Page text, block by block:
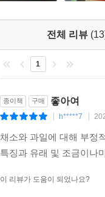
전체 리뷰
1
종이책 구매 좋아여
h*****7
채소와 과일에 대해 부정
특징과 유래 및 조금이나
이 리뷰가 도움이 되었나요?